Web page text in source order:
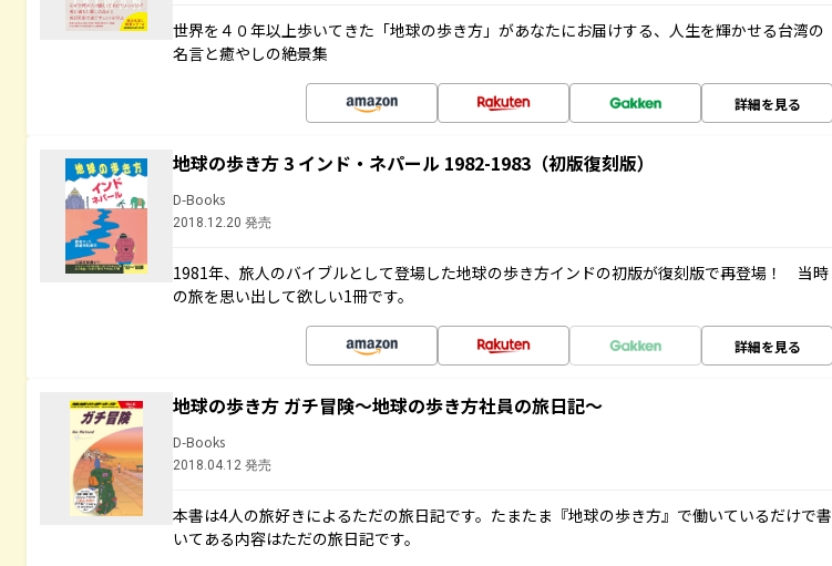
世界を４０年以上歩いてきた「地球の歩き方」があなたにお届けする、人生を輝かせる台湾の
名言と癒やしの絶景集
詳細を見る
地球の歩き方 3 インド・ネパール 1982-1983（初版復刻版）
D-Books
2018.12.20 発売
1981年、旅人のバイブルとして登場した地球の歩き方インドの初版が復刻版で再登場！ 当時
の旅を思い出して欲しい1冊です。
詳細を見る
地球の歩き方 ガチ冒険～地球の歩き方社員の旅日記～
D-Books
2018.04.12 発売
本書は4人の旅好きによるただの旅日記です。たまたま『地球の歩き方』で働いているだけで書
いてある内容はただの旅日記です。